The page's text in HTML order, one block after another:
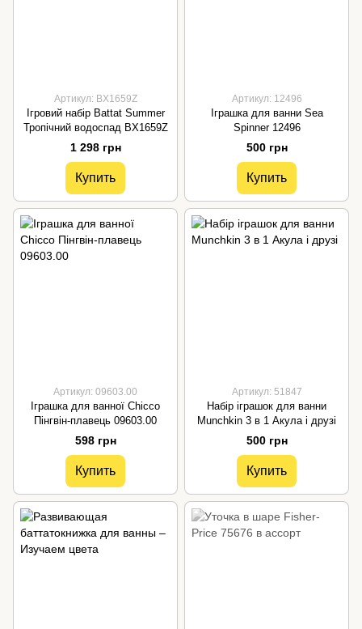
Артикул: BX1659Z
Ігровий набір Battat Summer
Тропічний водоспад BX1659Z
1 298 грн
Купить
Артикул: 12496
Іграшка для ванни Sea
Spinner 12496
500 грн
Купить
Артикул: 09603.00
Іграшка для ванної Chicco
Пінгвін-плавець 09603.00
598 грн
Купить
Артикул: 51847
Набір іграшок для ванни
Munchkin 3 в 1 Акула і друзі
500 грн
Купить